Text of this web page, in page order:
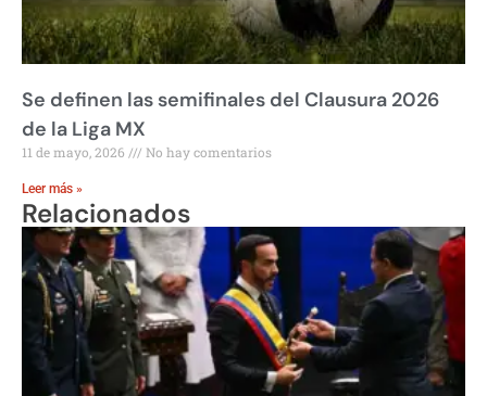
Se definen las semifinales del Clausura 2026
de la Liga MX
11 de mayo, 2026 No hay comentarios
Leer más »
Relacionados